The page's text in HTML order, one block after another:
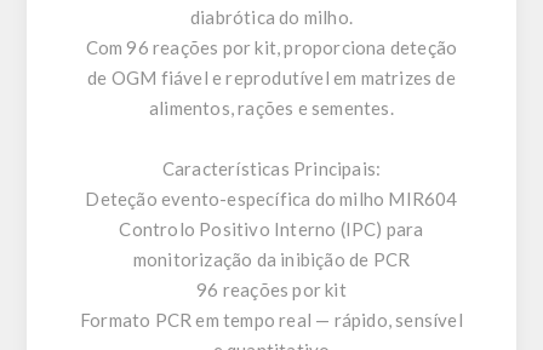
diabrótica do milho.
Com 96 reações por kit, proporciona deteção
de OGM fiável e reprodutível em matrizes de
alimentos, rações e sementes.
Características Principais:
Deteção evento-específica do milho MIR604
Controlo Positivo Interno (IPC) para
monitorização da inibição de PCR
96 reações por kit
Formato PCR em tempo real — rápido, sensível